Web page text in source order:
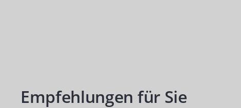
Produktgalerie überspringen
Empfehlungen für Sie